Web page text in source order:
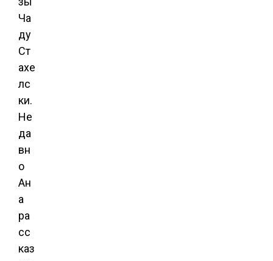
Ча
ду
Ст
ахе
лс
ки.
Не
да
вн
о
Ан
а
ра
сс
каз